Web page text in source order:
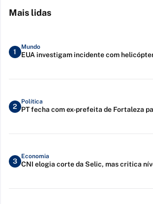
Mais lidas
1
Mundo
EUA investigam incidente com
2
Política
PT fecha com ex-prefeita de Fortaleza
3
Economia
CNI elogia corte da Selic, mas critica